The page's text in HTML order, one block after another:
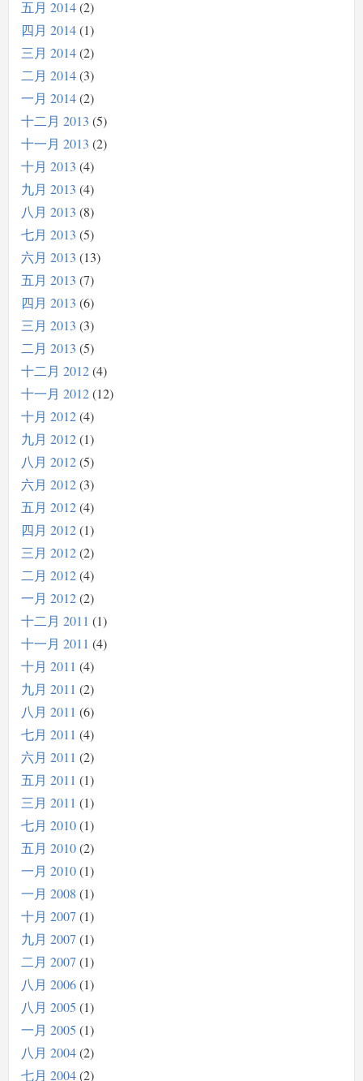
五月 2014 2
四月 2014 1
三月 2014 2
二月 2014 3
一月 2014 2
十二月 2013 5
十一月 2013 2
十月 2013 4
九月 2013 4
八月 2013 8
七月 2013 5
六月 2013 13
五月 2013 7
四月 2013 6
三月 2013 3
二月 2013 5
十二月 2012 4
十一月 2012 12
十月 2012 4
九月 2012 1
八月 2012 5
六月 2012 3
五月 2012 4
四月 2012 1
三月 2012 2
二月 2012 4
一月 2012 2
十二月 2011
1
十一月 2011 4
十月 2011 4
九月 2011 2
八月 2011 6
七月 2011 4
六月 2011 2
五月 2011
1
三月 2011
1
七月 2010 1
五月 2010 2
一月 2010 1
一月 2008 1
十月 2007 1
九月 2007 1
二月 2007 1
八月 2006 1
八月 2005 1
一月 2005 1
八月 2004 2
七月 2004 2